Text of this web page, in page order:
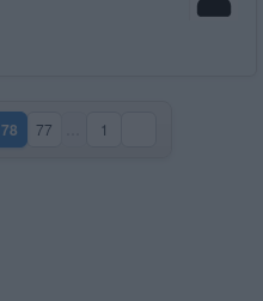
78(aktuální strana)
77 1